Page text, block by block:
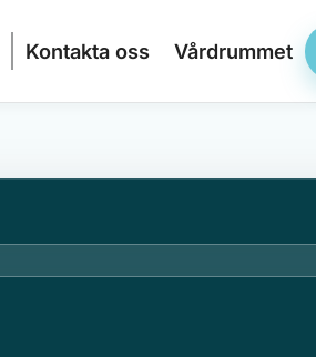
Kontakta oss Vårdrummet